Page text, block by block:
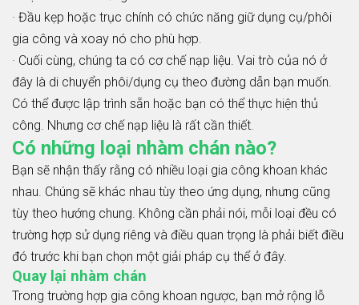
· Đầu kẹp hoặc trục chính có chức năng giữ dụng cụ/phôi
gia công và xoay nó cho phù hợp.
· Cuối cùng, chúng ta có cơ chế nạp liệu. Vai trò của nó ở
đây là di chuyển phôi/dụng cụ theo đường dẫn bạn muốn.
Có thể được lập trình sẵn hoặc bạn có thể thực hiện thủ
công. Nhưng cơ chế nạp liệu là rất cần thiết.
Có những loại nhàm chán nào?
Bạn sẽ nhận thấy rằng có nhiều loại gia công khoan khác
nhau. Chúng sẽ khác nhau tùy theo ứng dụng, nhưng cũng
tùy theo hướng chung. Không cần phải nói, mỗi loại đều có
trường hợp sử dụng riêng và điều quan trọng là phải biết điều
đó trước khi bạn chọn một giải pháp cụ thể ở đây.
Quay lại nhàm chán
Trong trường hợp gia công khoan ngược, bạn mở rộng lỗ